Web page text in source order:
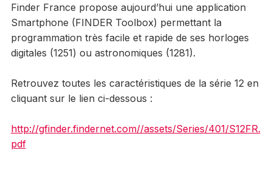
Finder France propose aujourd’hui une application
Smartphone (FINDER Toolbox) permettant la
programmation très facile et rapide de ses horloges
digitales (1251) ou astronomiques (1281).
Retrouvez toutes les caractéristiques de la série 12 en
cliquant sur le lien ci-dessous :
http://gfinder.findernet.com//assets/Series/401/S12FR.
pdf